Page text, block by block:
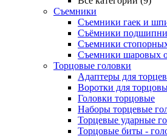
Съемники
Съемники гаек и
Съёмники
Съемники
Съемники шаровых
Торцовые головки
Адаптеры для
Воротки для
Головки торцовые
Наборы торцевые
Торцевые ударные
Торцовые биты -